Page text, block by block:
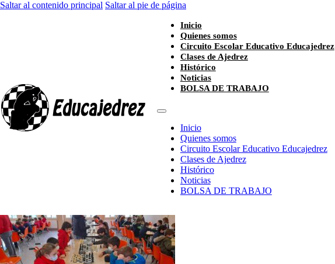
Saltar al contenido principal Saltar al pie de página
Inicio
Quienes somos
Circuito Escolar Educativo Educajedrez
Clases de Ajedrez
Histórico
Noticias
BOLSA DE TRABAJO
Inicio
Quienes somos
Circuito Escolar Educativo Educajedrez
Clases de Ajedrez
Histórico
Noticias
BOLSA DE TRABAJO